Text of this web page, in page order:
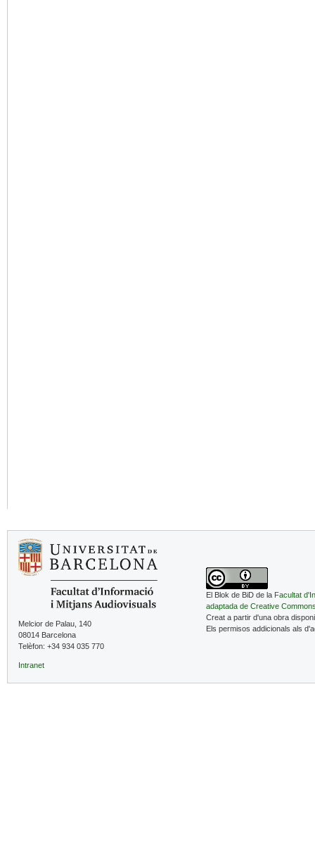
Melcior de Palau, 140
08014 Barcelona
Telèfon: +34 934 035 770
Intranet
El Blok de BiD de la Facultat
adaptada de Creative
Creat a partir d'una obra
Els permisos addicionals als